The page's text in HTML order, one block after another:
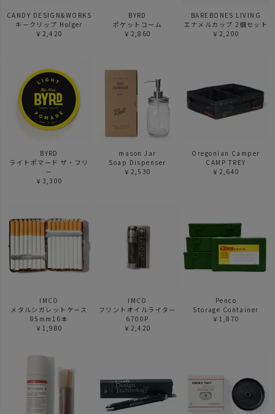
CANDY DESIGN&WORKS
キークリップ Holger
￥2,420
BYRD
ポケットコーム
￥2,860
BAREBONES LIVING
エナメルカップ 2個セット
￥2,200
BYRD
ライトポマード ザ・フリ
ー
￥3,300
mason Jar
Soap Dispenser
￥2,530
Oregonian Camper
CAMP TREY
￥2,640
IMCO
メタルシガレットケース
85mm16本
￥1,980
IMCO
フリントオイルライター
6700P
￥2,420
Penco
Storage Container
￥1,870